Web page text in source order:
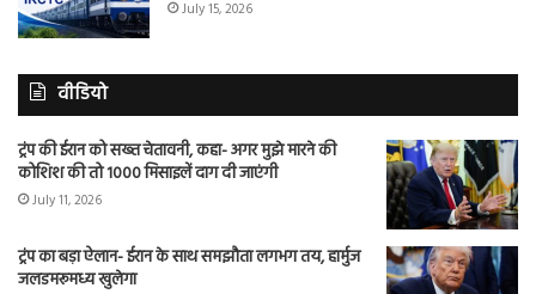
July 15, 2026
वीडियो
ट्रंप की ईरान को सख्त चेतावनी, कहा- अगर मुझे मारने की
कोशिश की तो 1000 मिसाइलें दाग दी जाएंगी
July 11, 2026
ट्रंप का बड़ा ऐलान- ईरान के साथ समझौता लगभग तय, हार्मुज
जलडमरूमध्य खुलेगा